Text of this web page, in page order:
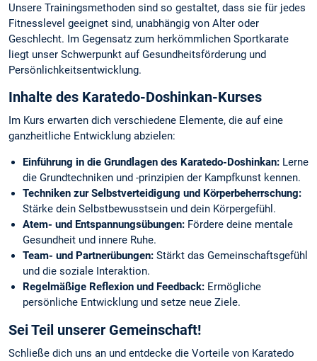
Unsere Trainingsmethoden sind so gestaltet, dass sie für jedes
Fitnesslevel geeignet sind, unabhängig von Alter oder
Geschlecht. Im Gegensatz zum herkömmlichen Sportkarate
liegt unser Schwerpunkt auf Gesundheitsförderung und
Persönlichkeitsentwicklung.
Inhalte des Karatedo-Doshinkan-Kurses
Im Kurs erwarten dich verschiedene Elemente, die auf eine
ganzheitliche Entwicklung abzielen:
Einführung in die Grundlagen des Karatedo-Doshinkan: Lerne
die Grundtechniken und -prinzipien der Kampfkunst kennen.
Techniken zur Selbstverteidigung und Körperbeherrschung:
Stärke dein Selbstbewusstsein und dein Körpergefühl.
Atem- und Entspannungsübungen: Fördere deine mentale
Gesundheit und innere Ruhe.
Team- und Partnerübungen: Stärkt das Gemeinschaftsgefühl
und die soziale Interaktion.
Regelmäßige Reflexion und Feedback: Ermögliche
persönliche Entwicklung und setze neue Ziele.
Sei Teil unserer Gemeinschaft!
Schließe dich uns an und entdecke die Vorteile von Karatedo